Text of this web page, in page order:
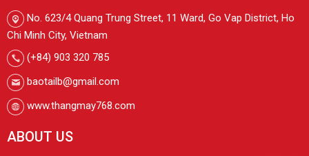
No. 623/4 Quang Trung Street, 11 Ward, Go Vap District, Ho
Chi Minh City, Vietnam
(+84) 903 320 785
baotailb@gmail.com
​ www.thangmay768.com
ABOUT US